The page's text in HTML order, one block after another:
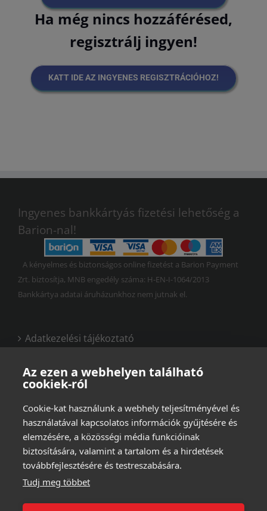
Ha még nincs hozzáférésed,
regisztrálj ingyen!
KATT IDE AZ INGYENES REGISZTRÁCIÓHOZ!
Ingyenes bankkártyás fizetési lehetőség a
Barion-nal!
A kényelmes és biztonságos online fizetést a Barion Payment
Zrt. biztosítja, MNB engedély száma: H-EN-I-1064/2013
Bankkártya adatai áruházunkhoz nem jutnak el.
Adatkezelési tájékoztató
Vásárlási és felhasználási feltételek
Az ezen a webhelyen található
cookiek-ról
Cookie-kat használunk a webhely teljesítményével és
használatával kapcsolatos információk gyűjtésére és
elemzésére, a közösségi média funkcióinak
biztosítására, valamint a tartalom és a hirdetések
továbbfejlesztésére és testreszabására.
Tudj meg többet